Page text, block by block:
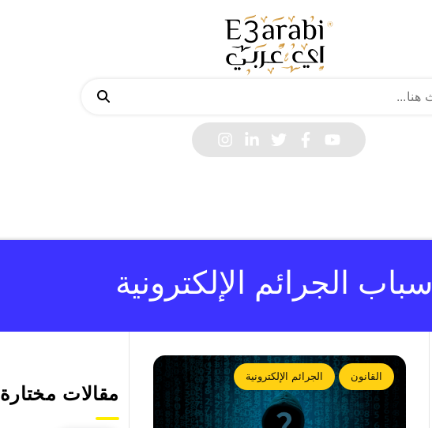
أسباب الجرائم الإلكترونية
القانون الجرائم الإلكترونية
مقالات مختارة